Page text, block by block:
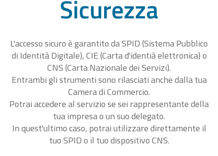
Sicurezza
L'accesso sicuro è garantito da SPID (Sistema Pubblico
di Identità Digitale), CIE (Carta d'identià elettronica) o
CNS (Carta Nazionale dei Servizi).
Entrambi gli strumenti sono rilasciati anche dalla tua
Camera di Commercio.
Potrai accedere al servizio se sei rappresentante della
tua impresa o un suo delegato.
In quest'ultimo caso, potrai utilizzare direttamente il
tuo SPID o il tuo dispositivo CNS.